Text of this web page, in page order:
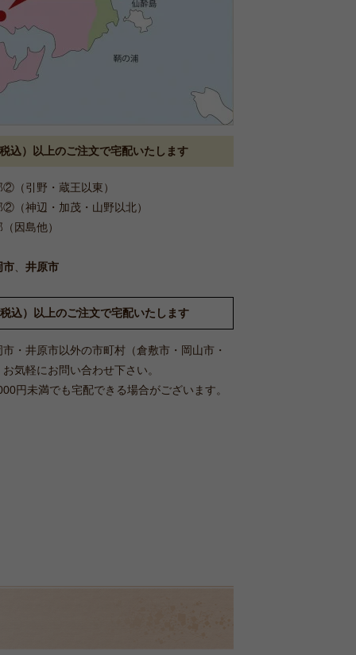
込）以上のご注文で宅配いたします
（引野・蔵王以東）
（神辺・加茂・山野以北）
因島他）
市、 井原市
込）以上のご注文で宅配いたします
・井原市以外の市町村（倉敷市・岡山市・
気軽にお問い合わせ下さい。
円未満でも宅配できる場合がございます。